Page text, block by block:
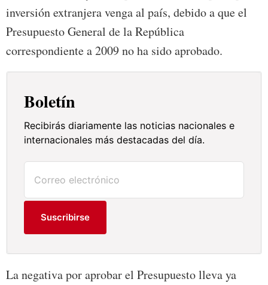
inversión extranjera venga al país, debido a que el
Presupuesto General de la República
correspondiente a 2009 no ha sido aprobado.
Boletín
Recibirás diariamente las noticias nacionales e
internacionales más destacadas del día.
Suscribirse
La negativa por aprobar el Presupuesto lleva ya